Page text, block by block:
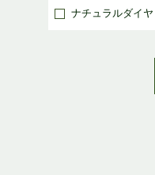
ナチュラルダイヤ